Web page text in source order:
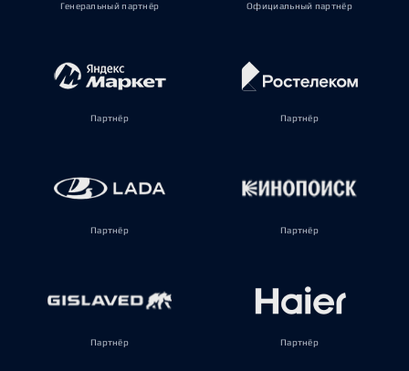
Генеральный партнёр Официальный партнёр
Партнёр Партнёр
Партнёр Партнёр
Партнёр Партнёр